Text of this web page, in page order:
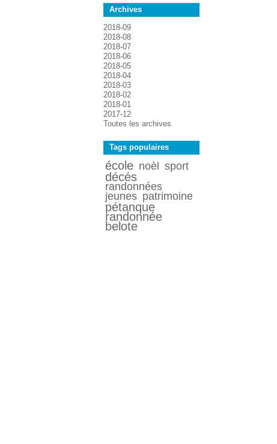
Archives
2018-09
2018-08
2018-07
2018-06
2018-05
2018-04
2018-03
2018-02
2018-01
2017-12
Toutes les archives
Tags populaires
école noèl sport
décés
randonnées
jeunes patrimoine
pétanque
randonnée
belote